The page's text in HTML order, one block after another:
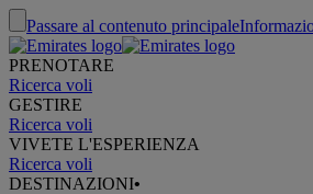
Passare al contenuto principale
PRENOTARE
Ricerca voli
GESTIRE
Ricerca voli
VIVETE L'ESPERIENZA
Ricerca voli
DESTINAZIONI•